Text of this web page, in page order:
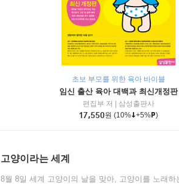
초보 부모를 위한 육아 바이블
임신 출산 육아 대백과 최신개정판
편집부 저
삼성출판사
17,550원 (10% +5% )
고양이라는 세계
8월 8일 세계 고양이의 날을 맞아, 고양이를 노래하